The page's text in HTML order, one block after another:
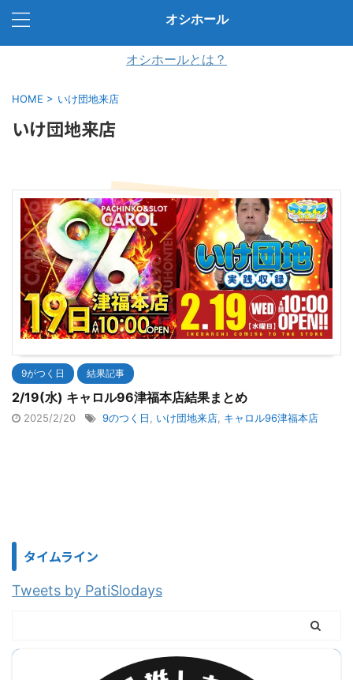
オシホール
オシホールとは？
HOME > いけ団地来店
いけ団地来店
9がつく日 結果記事
2/19(水) キャロル96津福本店結果まとめ
2025/2/20 9のつく日, いけ団地来店, キャロル96津福本店
タイムライン
Tweets by PatiSlodays